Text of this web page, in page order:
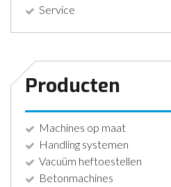
Service
Producten
Machines op maat
Handling systemen
Vacuüm heftoestellen
Betonmachines